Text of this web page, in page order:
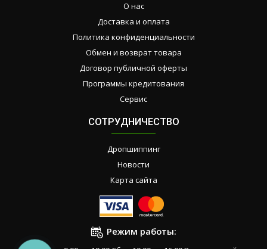
О нас
Доставка и оплата
Политика конфиденциальности
Обмен и возврат товара
Договор публичной оферты
Программы кредитования
Сервис
СОТРУДНИЧЕСТВО
Дропшиппинг
Новости
Карта сайта
Режим работы: